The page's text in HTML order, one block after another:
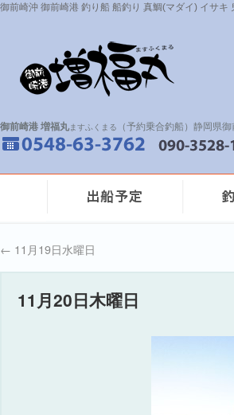
御前崎沖 御前崎港 釣り船 船釣り 真鯛(マダイ) イサ
御前崎港 増福丸ますふくまる （予約乗合釣船）静岡県
← 11月19日水曜日
11月20日木曜日